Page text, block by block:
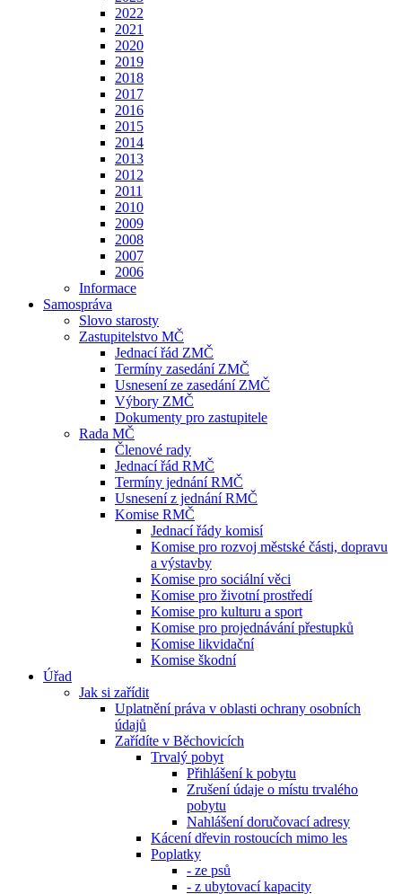
2022
2021
2020
2019
2018
2017
2016
2015
2014
2013
2012
2011
2010
2009
2008
2007
2006
Informace
Samospráva
Slovo starosty
Zastupitelstvo MČ
Jednací řád ZMČ
Termíny zasedání ZMČ
Usnesení ze zasedání ZMČ
Výbory ZMČ
Dokumenty pro zastupitele
Rada MČ
Členové rady
Jednací řád RMČ
Termíny jednání RMČ
Usnesení z jednání RMČ
Komise RMČ
Jednací řády komisí
Komise pro rozvoj městské části, dopravu
a výstavby
Komise pro sociální věci
Komise pro životní prostředí
Komise pro kulturu a sport
Komise pro projednávání přestupků
Komise likvidační
Komise škodní
Úřad
Jak si zařídit
Uplatnění práva v oblasti ochrany osobních
údajů
Zařídíte v Běchovicích
Trvalý pobyt
Přihlášení k pobytu
Zrušení údaje o místu trvalého
pobytu
Nahlášení doručovací adresy
Kácení dřevin rostoucích mimo les
Poplatky
- ze psů
- z ubytovací kapacity